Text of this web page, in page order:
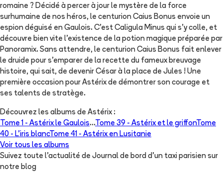
romaine ? Décidé à percer à jour le mystère de la force
surhumaine de nos héros, le centurion Caius Bonus envoie un
espion déguisé en Gaulois. C’est Caligula Minus qui s’y colle, et
découvre bien vite l’existence de la potion magique préparée par
Panoramix. Sans attendre, le centurion Caius Bonus fait enlever
le druide pour s’emparer de la recette du fameux breuvage
histoire, qui sait, de devenir César à la place de Jules ! Une
première occasion pour Astérix de démontrer son courage et
ses talents de stratège.
Découvrez les albums de Astérix :
Tome 1 - Astérix le Gaulois...Tome 39 - Astérix et le griffonTome
40 - L'iris blancTome 41 - Astérix en Lusitanie
Voir tous les albums
Suivez toute l'actualité de Journal de bord d'un taxi parisien sur
notre blog